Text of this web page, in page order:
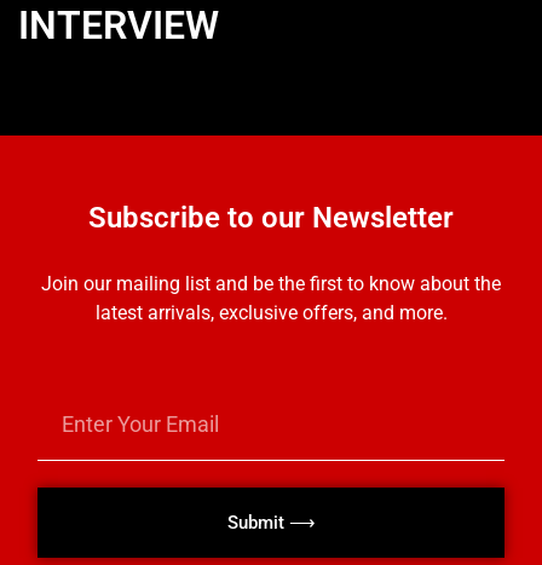
INTERVIEW
Subscribe to our Newsletter
Join our mailing list and be the first to know about the
latest arrivals, exclusive offers, and more.
Submit ⟶